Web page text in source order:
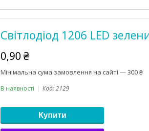
Світлодіод 1206 LED
0,90 ₴
Мінімальна сума замовлення на сайті — 300 ₴
В наявності Код:2129
Купити